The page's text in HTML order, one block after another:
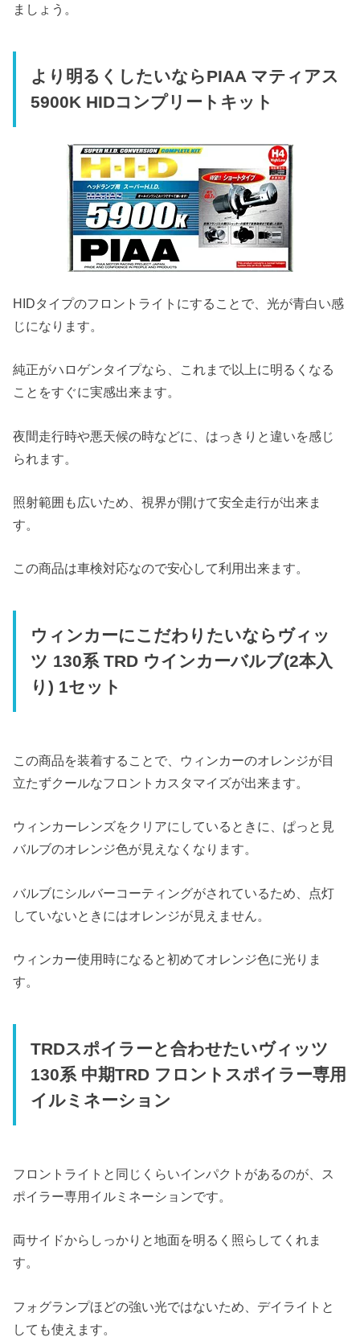
ましょう。
より明るくしたいならPIAA マティアス
5900K HIDコンプリートキット
HIDタイプのフロントライトにすることで、光が青白い感
じになります。
純正がハロゲンタイプなら、これまで以上に明るくなる
ことをすぐに実感出来ます。
夜間走行時や悪天候の時などに、はっきりと違いを感じ
られます。
照射範囲も広いため、視界が開けて安全走行が出来ま
す。
この商品は車検対応なので安心して利用出来ます。
ウィンカーにこだわりたいならヴィッ
ツ 130系 TRD ウインカーバルブ(2本入
り) 1セット
この商品を装着することで、ウィンカーのオレンジが目
立たずクールなフロントカスタマイズが出来ます。
ウィンカーレンズをクリアにしているときに、ぱっと見
バルブのオレンジ色が見えなくなります。
バルブにシルバーコーティングがされているため、点灯
していないときにはオレンジが見えません。
ウィンカー使用時になると初めてオレンジ色に光りま
す。
TRDスポイラーと合わせたいヴィッツ
130系 中期TRD フロントスポイラー専用
イルミネーション
フロントライトと同じくらいインパクトがあるのが、ス
ポイラー専用イルミネーションです。
両サイドからしっかりと地面を明るく照らしてくれま
す。
フォグランプほどの強い光ではないため、デイライトと
しても使えます。